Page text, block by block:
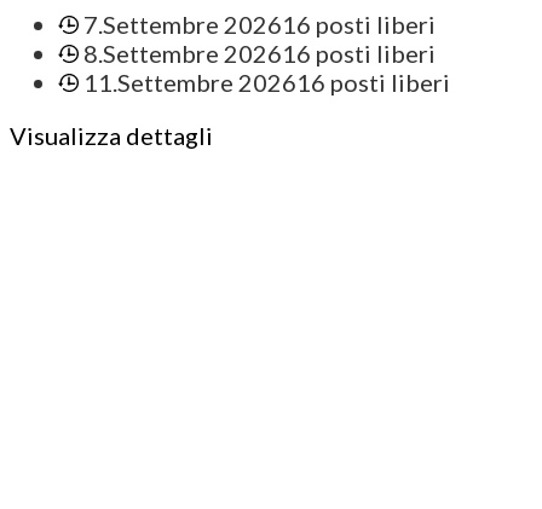
7.Settembre 202616 posti liberi
8.Settembre 202616 posti liberi
11.Settembre 202616 posti liberi
Visualizza dettagli